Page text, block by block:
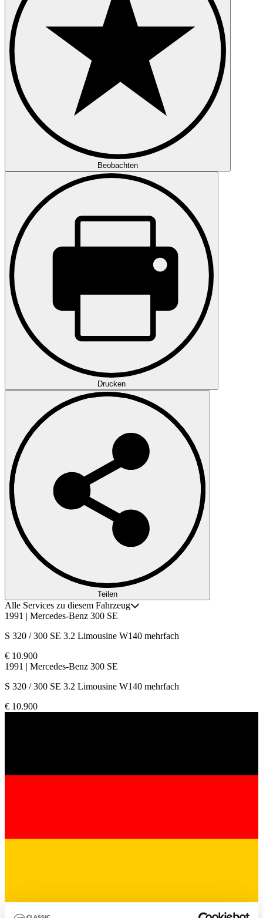
Beobachten
Drucken
Teilen
Alle Services zu diesem Fahrzeug
1991 | Mercedes-Benz 300 SE
S 320 / 300 SE 3.2 Limousine W140 mehrfach
€ 10.900
1991 | Mercedes-Benz 300 SE
S 320 / 300 SE 3.2 Limousine W140 mehrfach
€ 10.900
Händler